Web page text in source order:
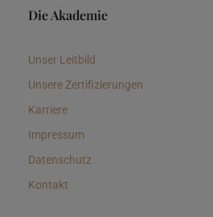
Die Akademie
Unser Leitbild
Unsere Zertifizierungen
Karriere
Impressum
Datenschutz
Kontakt